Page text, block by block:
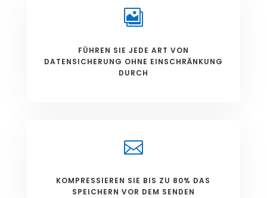

FÜHREN SIE JEDE ART VON
DATENSICHERUNG OHNE EINSCHRÄNKUNG
DURCH

KOMPRESSIEREN SIE BIS ZU 80% DAS
SPEICHERN VOR DEM SENDEN